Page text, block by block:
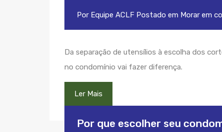
Por Equipe ACLF Postado em Morar em
Da separação de utensílios à escolha dos
no condomínio vai fazer diferença.
Ler Mais
Por que escolher seu